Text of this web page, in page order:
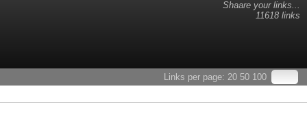
Shaare your links...
11618 links
Links per page: 20 50 100